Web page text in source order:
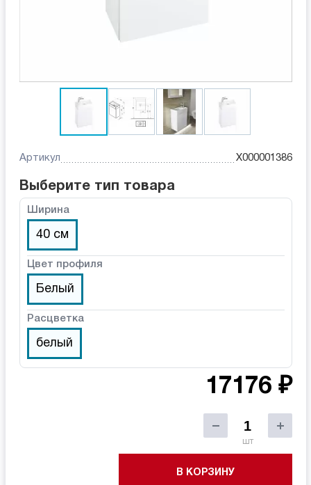
Артикул X000001386
Выберите тип товара
Ширина
40 см
Цвет профиля
Белый
Расцветка
белый
17176 ₽
шт
В КОРЗИНУ